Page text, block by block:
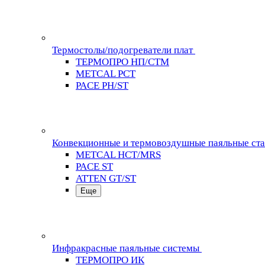
Термостолы/подогреватели плат
ТЕРМОПРО НП/СТМ
METCAL PCT
PACE PH/ST
Конвекционные и термовоздушные паяльные
METCAL HCT/MRS
PACE ST
ATTEN GT/ST
Еще
Инфракрасные паяльные системы
ТЕРМОПРО ИК